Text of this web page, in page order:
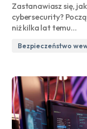
Zastanawiasz się,
cybersecurity?
niż kilka lat temu…
Bezpieczeństwo